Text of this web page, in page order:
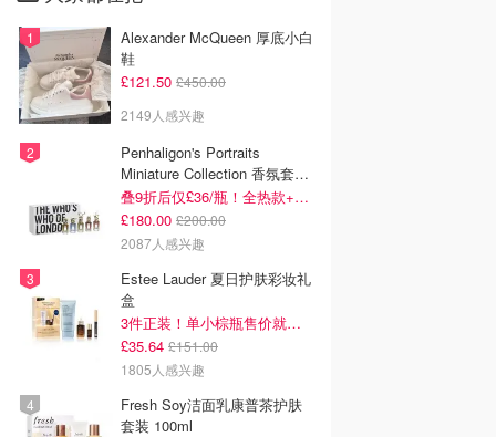
Alexander McQueen 厚底小白
鞋
£121.50 £450.00
2149人感兴趣
Penhaligon's Portraits
Miniature Collection 香氛套装
5瓶装
叠9折后仅£36/瓶！全热款+标志性兽首头
£180.00 £200.00
2087人感兴趣
Estee Lauder 夏日护肤彩妆礼
盒
3件正装！单小棕瓶售价就要£65！
£35.64 £151.00
1805人感兴趣
Fresh Soy洁面乳康普茶护肤
套装 100ml